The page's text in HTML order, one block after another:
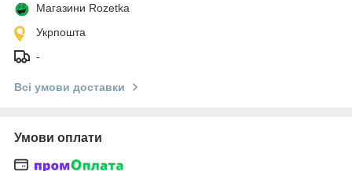
Магазини Rozetka
Укрпошта
-
Всі умови доставки
Умови оплати